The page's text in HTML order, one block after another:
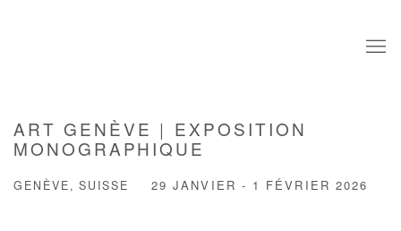
ART GENÈVE | EXPOSITION
MONOGRAPHIQUE
GENÈVE, SUISSE 29 JANVIER - 1 FÉVRIER 2026